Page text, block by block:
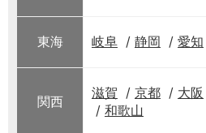
東海 岐阜 静岡 愛知
関西
滋賀 京都 大阪
和歌山